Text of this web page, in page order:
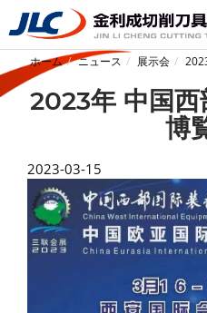
ホーム ニュース 展示会
2023年 中国西
博
2023-03-15